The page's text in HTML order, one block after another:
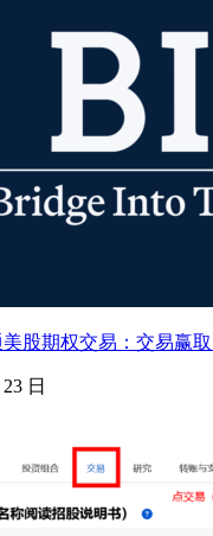
美股期权交易：交易赢
日